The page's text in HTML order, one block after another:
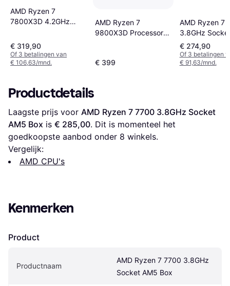
AMD Ryzen 7
7800X3D 4.2GHz
without Cooler
€ 319,90
Of 3 betalingen van
€ 106,63/mnd.
AMD Ryzen 7
9800X3D Processor
€ 399
AMD Ryzen 7
3.8GHz
Box without
€ 274,90
Of 3 betalingen
€ 91,63/mnd.
Productdetails
Laagste prijs voor AMD Ryzen 7 7700 3.8GHz Socket
AM5 Box is € 285,00. Dit is momenteel het
goedkoopste aanbod onder 8 winkels.
Vergelijk:
AMD CPU's
Kenmerken
Product
Productnaam
AMD Ryzen 7 7700 3.8GHz
Socket AM5 Box